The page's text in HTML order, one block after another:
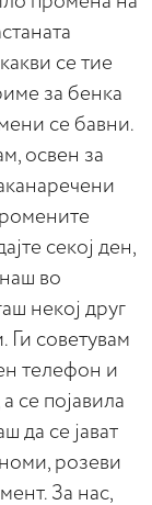
се тие
за бенка
се бавни.
освен за
секој ден,
во
некој друг
Ги советувам
телефон и
се појавила
да се јават
розеви
За нас,